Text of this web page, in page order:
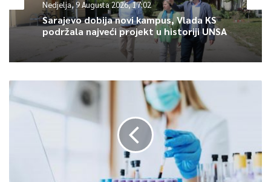
osiguralo 1.500 besplatnih antigenskih testova kojima će se
testirati navijači koji ne pripadaju niti jednoj od prethodno
nabrojanih kategorija”, obrazložio je ministar Vranić.
0
Article Rating
Nedjelja, 9 Augusta 2026, 17:02
Sarajevo dobija novi kampus, Vlada KS
podržala najveći projekt u historiji UNSA